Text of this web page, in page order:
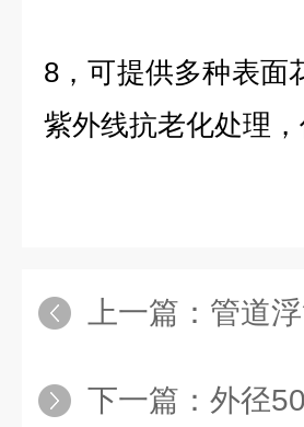
8，可提供多种表面
紫外线抗老化处理
上一篇： 管道浮
下一篇： 外径